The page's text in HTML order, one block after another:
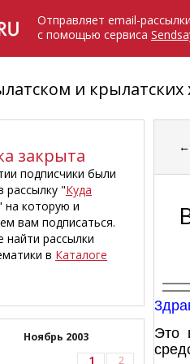
Отправляет email-рассылки
с помощью сервиса
и крылатских
закрыта
подписчики были
рассылку "Куда
на которую и
вам подписаться.
рассылки
в Каталоге
Ноябрь 2003
1
2
←
Это